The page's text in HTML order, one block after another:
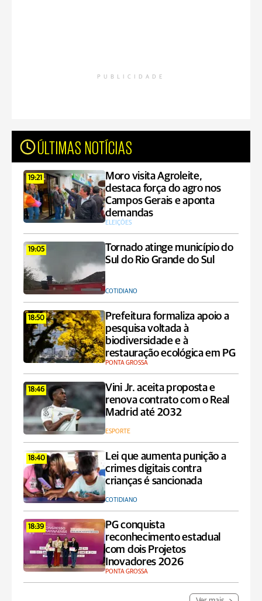
PUBLICIDADE
ÚLTIMAS NOTÍCIAS
19:21
Moro visita Agroleite,
destaca força do agro nos
Campos Gerais e aponta
demandas
ELEIÇÕES
19:05
Tornado atinge município do
Sul do Rio Grande do Sul
COTIDIANO
18:50
Prefeitura formaliza apoio a
pesquisa voltada à
biodiversidade e à
restauração ecológica em PG
PONTA GROSSA
18:46
Vini Jr. aceita proposta e
renova contrato com o Real
Madrid até 2032
ESPORTE
18:40
Lei que aumenta punição a
crimes digitais contra
crianças é sancionada
COTIDIANO
18:39
PG conquista
reconhecimento estadual
com dois Projetos
Inovadores 2026
PONTA GROSSA